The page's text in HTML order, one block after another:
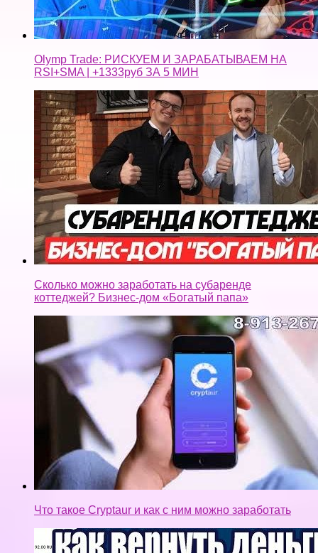
Olymp Trade: РИСКУЕМ И ЗАРАБАТЫВАЕМ НА
RSI+SMA | +1333руб ЗА 5 МИН
Сколько можно заработать на субаренде
коттеджей? Бизнес-дом «Богатый папа»
Что такое Cryptaur и как с ним можно заработать